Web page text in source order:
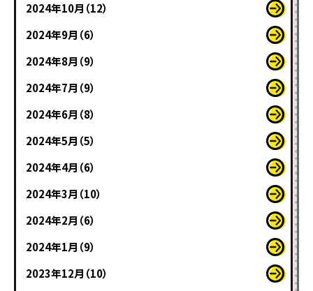
2024年10月（12）
2024年9月（6）
2024年8月（9）
2024年7月（9）
2024年6月（8）
2024年5月（5）
2024年4月（6）
2024年3月（10）
2024年2月（6）
2024年1月（9）
2023年12月（10）